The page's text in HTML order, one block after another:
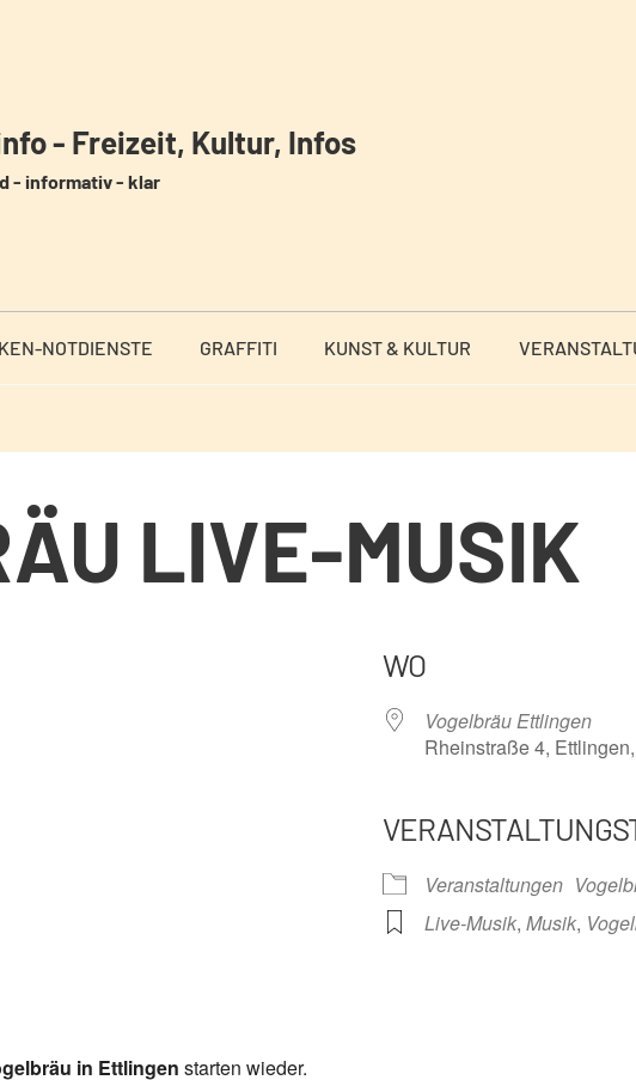
- Freizeit, Kultur, Infos
- informativ - klar
NOTDIENSTE GRAFFITI KUNST & KULTUR
LIVE-MUSIK
iCalendar
WO
Vogelbräu Ettlingen
Rheinstraße 4,
Veranstaltungen
Live-Musik, Musik,
in Ettlingen starten wieder.